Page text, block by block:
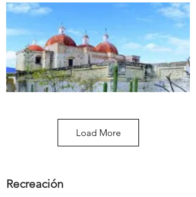
Load More
Recreación